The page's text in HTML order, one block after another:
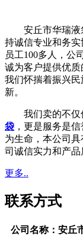
安丘市华瑞液
持诚信专业和务
员工100多人，公
诚为客户提供优质
我们怀揣着振兴
新。
我们卖的不仅
袋 ，更是服务是
为生命，本公司
司诚信实力和产品
更多..
联系方式
公司名称：安丘